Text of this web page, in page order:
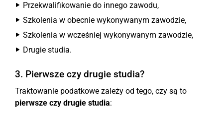
Przekwalifikowanie do innego zawodu,
Szkolenia w obecnie wykonywanym zawodzie,
Szkolenia w wcześniej wykonywanym zawodzie,
Drugie studia.
3. Pierwsze czy drugie studia?
Traktowanie podatkowe zależy od tego, czy są to
pierwsze czy drugie studia: